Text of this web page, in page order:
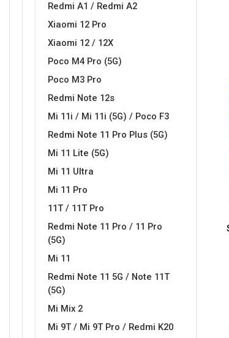
Redmi A1 / Redmi A2
Xiaomi 12 Pro
Xiaomi 12 / 12X
Poco M4 Pro (5G)
Poco M3 Pro
Redmi Note 12s
Mi 11i / Mi 11i (5G) / Poco F3
Redmi Note 11 Pro Plus (5G)
Mi 11 Lite (5G)
Mi 11 Ultra
Mi 11 Pro
11T / 11T Pro
Redmi Note 11 Pro / 11 Pro
(5G)
Mi 11
Redmi Note 11 5G / Note 11T
(5G)
Mi Mix 2
Mi 9T / Mi 9T Pro / Redmi K20
Svijet životinja Auto - Moto
MarbleMania